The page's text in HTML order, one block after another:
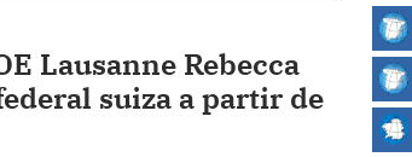
Lausanne Rebecca
suiza a partir de